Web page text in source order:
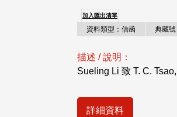
加入匯出清單
資料類型：信函 典藏
描述 / 說明：
Sueling Li 致 T. C.
詳細資料